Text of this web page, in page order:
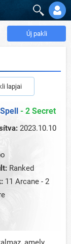
Új pakli
lapjai
- 2 Secret
2023.10.10
Ranked
11 Arcane - 2